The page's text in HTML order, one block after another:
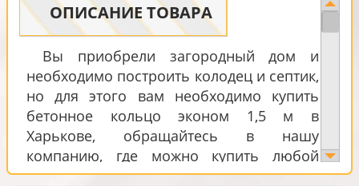
ОПИСАНИЕ ТОВАРА
Вы приобрели загородный дом и
необходимо построить колодец и септик,
но для этого вам необходимо купить
бетонное кольцо эконом 1,5 м в
Харькове, обращайтесь в нашу
компанию, где можно купить любой
строительный материал.